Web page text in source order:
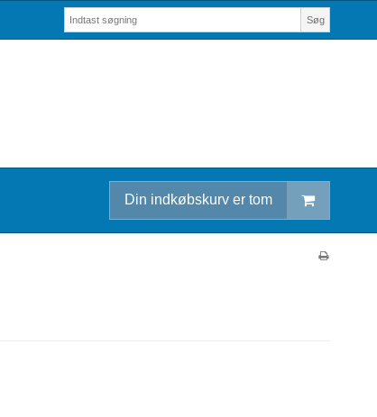
Søg
Din indkøbskurv er tom